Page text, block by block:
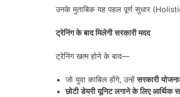
उनके मुताबिक यह पहल पूर्ण सुधार
ट्रेनिंग के बाद मिलेगी सरकारी मदद
ट्रेनिंग खत्म होने के बाद—
जो युवा काबिल होंगे, उन्हेंसरकारी
छोटी डेयरी यूनिट लगाने के लिए आर्थिक